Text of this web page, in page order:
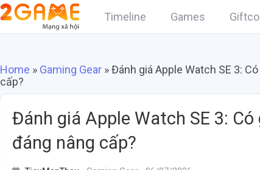
Timeline Games
Home » Gaming Gear »Đánh giá Apple Watch SE 3:
cấp?
Đánh giá Apple Watch SE 3:
đáng nâng cấp?